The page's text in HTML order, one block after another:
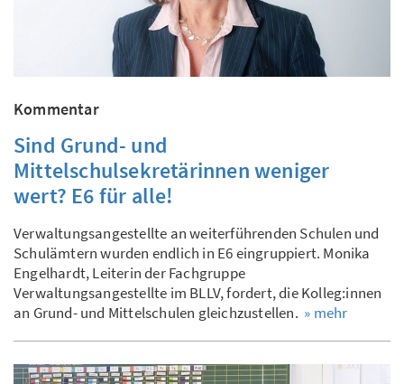
Kommentar
Sind Grund- und
Mittelschulsekretärinnen weniger
wert? E6 für alle!
Verwaltungsangestellte an weiterführenden Schulen und
Schulämtern wurden endlich in E6 eingruppiert. Monika
Engelhardt, Leiterin der Fachgruppe
Verwaltungsangestellte im BLLV, fordert, die Kolleg:innen
an Grund- und Mittelschulen gleichzustellen. » mehr